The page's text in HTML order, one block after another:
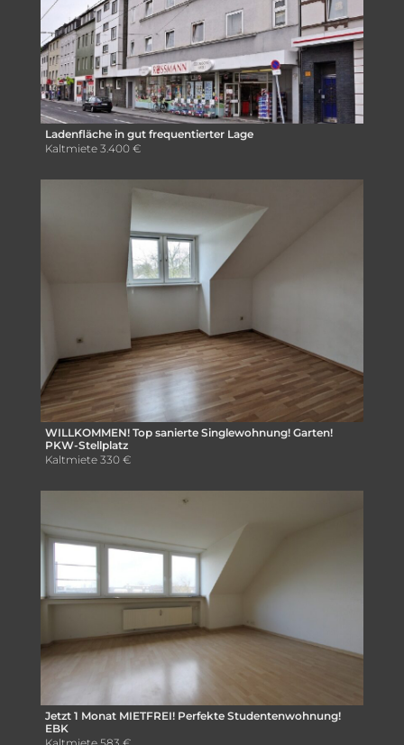
Ladenfläche in gut frequentierter Lage
Kaltmiete 3.400 €
WILLKOMMEN! Top sanierte Singlewohnung! Garten!
PKW-Stellplatz
Kaltmiete 330 €
Jetzt 1 Monat MIETFREI! Perfekte Studentenwohnung!
EBK